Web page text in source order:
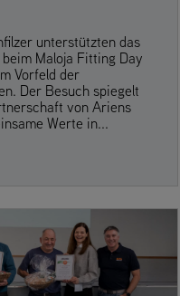
unterstützten das
Maloja Fitting Day
Vorfeld der
Der Besuch spiegelt
von Ariens
Werte in...